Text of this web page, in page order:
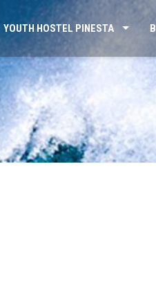
YOUTH HOSTEL PINESTA